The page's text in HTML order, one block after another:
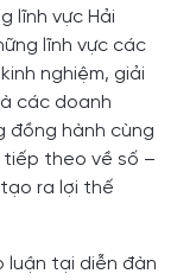
lĩnh vực Hải
lĩnh vực các
nghiệm, giải
các doanh
đồng hành cùng
tiếp theo về số –
ra lợi thế
luận tại diễn đàn